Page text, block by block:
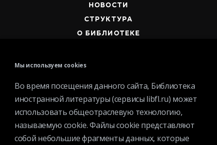
НОВОСТИ
СТРУКТУРА
О БИБЛИОТЕКЕ
Контактная информация
Вакансии
Мы используем cookies
Во время посещения данного сайта, Библиотека
иностранной литературы (сервисы libfl.ru) может
использовать общеотраслевую технологию,
называемую cookie. Файлы cookie представляют
собой небольшие фрагменты данных, которые